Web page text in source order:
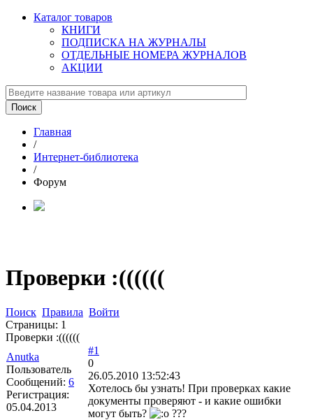
Каталог товаров
КНИГИ
ПОДПИСКА НА ЖУРНАЛЫ
ОТДЕЛЬНЫЕ НОМЕРА ЖУРНАЛОВ
АКЦИИ
Главная
/
Интернет-библиотека
/
Форум
Проверки :((((((
Поиск Правила Войти
Страницы: 1
Проверки :((((((
Anutka
Пользователь
Сообщений: 6
Регистрация:
05.04.2013
#1
0
26.05.2010 13:52:43
Хотелось бы узнать! При проверках какие
документы проверяют - и какие ошибки
могут быть?
???